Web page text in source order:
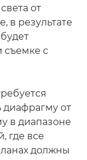
от
в результате
съемке с
диафрагму от
в диапазоне
где все
должны